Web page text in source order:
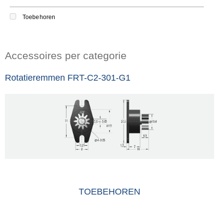
Toebehoren
Accessoires per categorie
Rotatieremmen FRT-C2-301-G1
TOEBEHOREN